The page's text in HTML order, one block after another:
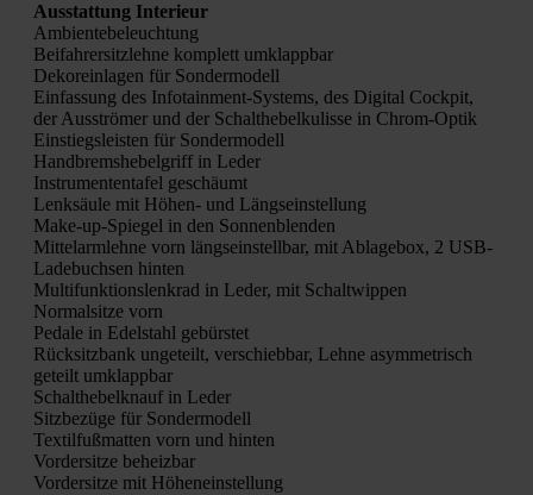
Aus­stat­tung Inte­ri­eur
Ambi­en­te­be­leuch­tung
Bei­fah­rer­sitz­leh­ne kom­plett umklapp­bar
Deko­r­ein­la­gen für Son­der­mo­dell
Ein­fas­sung des Info­tain­ment-Sys­tems, des Digi­tal Cock­pit,
der Aus­strö­mer und der Schalt­he­bel­ku­lis­se in Chrom-Optik
Ein­stiegs­leis­ten für Son­der­mo­dell
Hand­brems­he­bel­griff in Leder
Instru­men­ten­ta­fel geschäumt
Lenk­säu­le mit Höhen- und Längs­ein­stel­lung
Make-up-Spie­gel in den Son­nen­blen­den
Mit­tel­arm­leh­ne vorn längs­ein­stell­bar, mit Abla­ge­box, 2 USB-
Lade­buch­sen hin­ten
Mul­ti­funk­ti­ons­lenk­rad in Leder, mit Schalt­wip­pen
Nor­mal­sit­ze vorn
Peda­le in Edel­stahl gebürs­tet
Rück­sitz­bank unge­teilt, ver­schieb­bar, Leh­ne asym­me­trisch
geteilt umklapp­bar
Schalt­he­bel­knauf in Leder
Sitz­be­zü­ge für Son­der­mo­dell
Tex­til­fuß­mat­ten vorn und hin­ten
Vor­der­sit­ze beheiz­bar
Vor­der­sit­ze mit Höhen­ein­stel­lung